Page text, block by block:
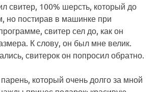
свитер, 100% шерсть, который до
но постирав в машинке при
свитер сел до, как он
К слову, он был мне велик.
свитерок он попросил обратно.
который очень долго за мной